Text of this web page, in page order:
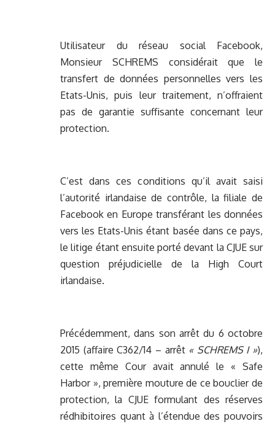
Utilisateur du réseau social Facebook,
Monsieur SCHREMS considérait que le
transfert de données personnelles vers les
Etats-Unis, puis leur traitement, n’offraient
pas de garantie suffisante concernant leur
protection.
C’est dans ces conditions qu’il avait saisi
l’autorité irlandaise de contrôle, la filiale de
Facebook en Europe transférant les données
vers les Etats-Unis étant basée dans ce pays,
le litige étant ensuite porté devant la CJUE sur
question préjudicielle de la High Court
irlandaise.
Précédemment, dans son arrêt du 6 octobre
2015 (affaire C362/14 – arrêt « SCHREMS I »),
cette même Cour avait annulé le « Safe
Harbor », première mouture de ce bouclier de
protection, la CJUE formulant des réserves
rédhibitoires quant à l’étendue des pouvoirs